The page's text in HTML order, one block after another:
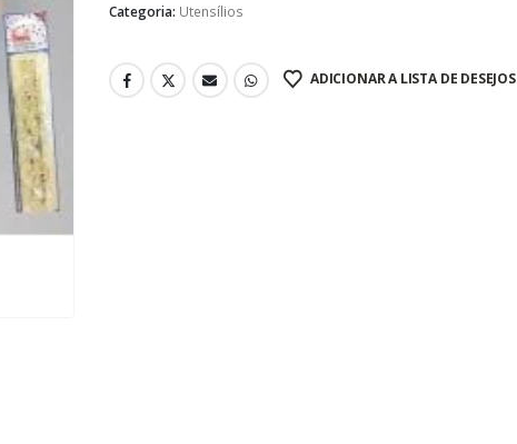
Categoria: Utensílios
ADICIONAR A LISTA DE DESEJOS